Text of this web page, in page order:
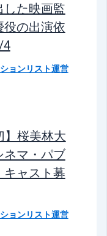
した映画監
役の出演依
4
ョンリスト運営
】桜美林大
ネマ・パブ
ャスト募
ョンリスト運営